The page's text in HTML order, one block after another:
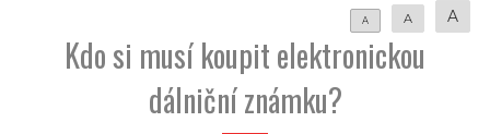
A A A
Kdo si musí koupit elektronickou
dálniční známku?